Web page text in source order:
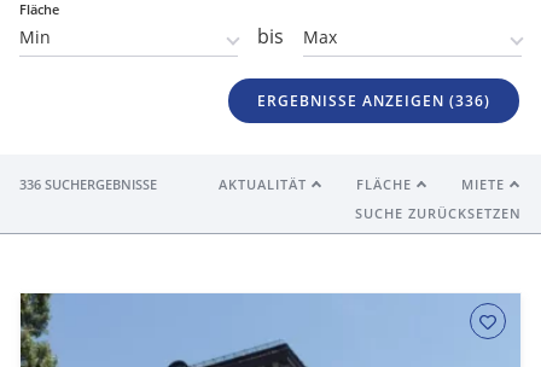
Fläche
bis
ERGEBNISSE ANZEIGEN (336)
336 SUCHERGEBNISSE AKTUALITÄT FLÄCHE
MIETE
SUCHE ZURÜCKSETZEN